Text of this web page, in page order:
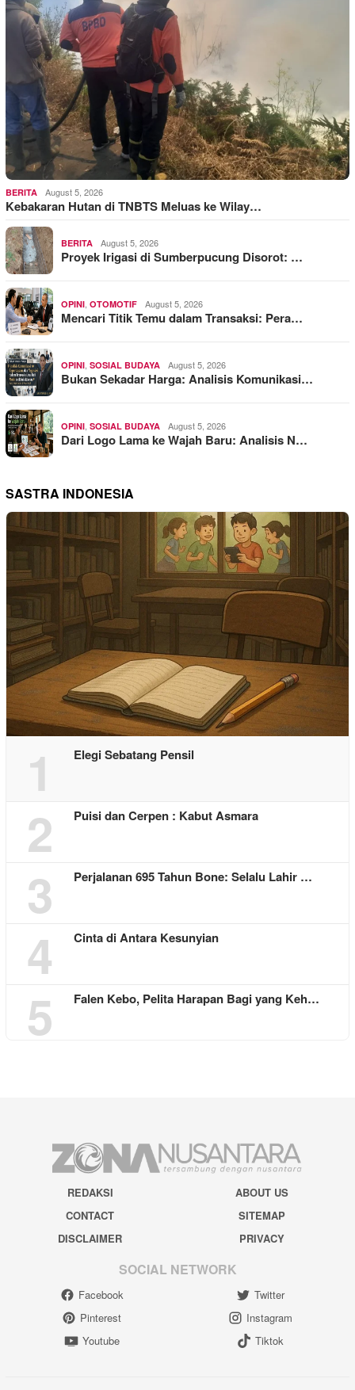
BERITA August 5, 2026
Kebakaran Hutan di TNBTS Meluas ke Wilay…
BERITA August 5, 2026
Proyek Irigasi di Sumberpucung Disorot: …
OPINI OTOMOTIF August 5, 2026
Mencari Titik Temu dalam Transaksi: Pera…
OPINI SOSIAL BUDAYA August 5, 2026
Bukan Sekadar Harga: Analisis Komunikasi…
OPINI SOSIAL BUDAYA August 5, 2026
Dari Logo Lama ke Wajah Baru: Analisis N…
SASTRA INDONESIA
1 Elegi Sebatang Pensil
2 Puisi dan Cerpen : Kabut Asmara
3 Perjalanan 695 Tahun Bone: Selalu Lahir …
4 Cinta di Antara Kesunyian
5 Falen Kebo, Pelita Harapan Bagi yang Keh…
REDAKSI
ABOUT US
CONTACT
SITEMAP
DISCLAIMER
PRIVACY
SOCIAL NETWORK
Facebook
Twitter
Pinterest
Instagram
Youtube
Tiktok